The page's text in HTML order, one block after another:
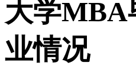
大学MBA
业情况